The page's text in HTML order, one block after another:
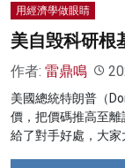
用經濟學做眼睛
美自毁科研根
作者: 雷鼎鳴
美國總統特朗普（
價，把價碼推高至
給了對手好處，大家